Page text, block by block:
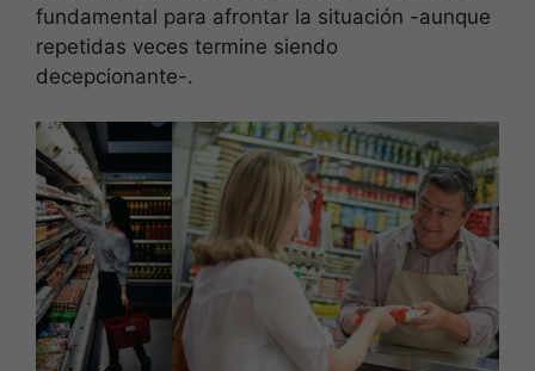
fundamental para afrontar la situación -aunque
repetidas veces termine siendo
decepcionante-.